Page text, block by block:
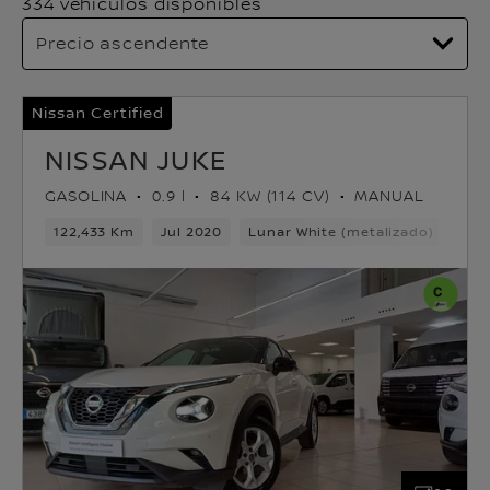
Nissan Certified
NISSAN JUKE
GASOLINA 0.9 l 84 KW (114 CV) MANUAL
122,433 Km Jul 2020 Lunar White (metalizado) Techo